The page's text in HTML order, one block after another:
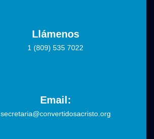
Llámenos
1 (809) 535 7022
Email:
secretaria@convertidosacristo.org